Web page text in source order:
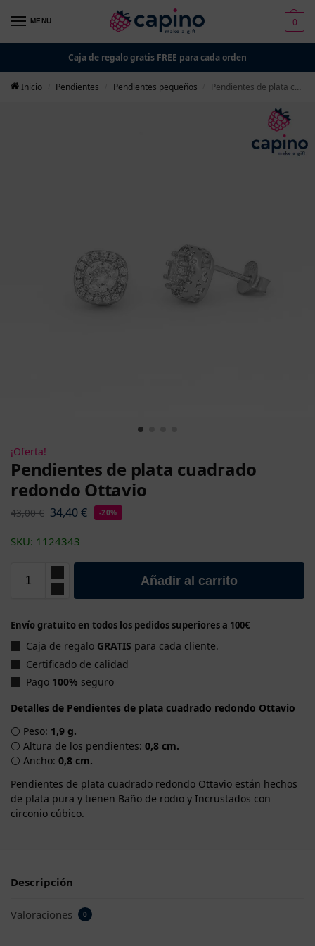
MENU 0
Caja de regalo gratis FREE para cada orden
Inicio Pendientes Pendientes pequeños Pendientes de plata cuadrado redondo Ottavio
¡Oferta!
Pendientes de plata cuadrado
redondo Ottavio
43,00€ 34,40€ -20%
SKU: 1124343
Añadir al carrito
Envío gratuito en todos los pedidos superiores a 100€
Caja de regalo GRATIS para cada cliente.
Certificado de calidad
Pago 100% seguro
Detalles de Pendientes de plata cuadrado redondo Ottavio
⚪ Peso: 1,9 g.
⚪ Altura de los pendientes: 0,8 cm.
⚪ Ancho: 0,8 cm.
Pendientes de plata cuadrado redondo Ottavio están hechos
de plata pura y tienen Baño de rodio y Incrustados con
circonio cúbico.
Descripción
Valoraciones 0